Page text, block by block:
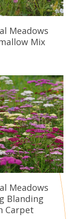
Læs Mere
Meadows
Mix
Læs Mere
Meadows
Blanding
Carpet